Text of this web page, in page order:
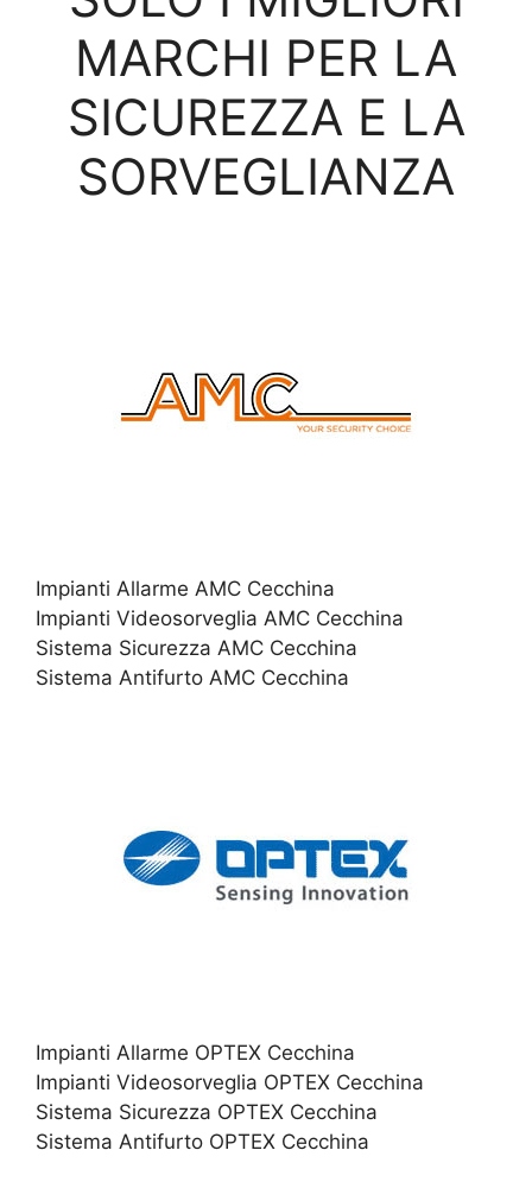
MARCHI PER LA
SICUREZZA E LA
SORVEGLIANZA
Impianti Allarme AMC Cecchina
Impianti Videosorveglia AMC Cecchina
Sistema Sicurezza AMC Cecchina
Sistema Antifurto AMC Cecchina
Impianti Allarme OPTEX Cecchina
Impianti Videosorveglia OPTEX Cecchina
Sistema Sicurezza OPTEX Cecchina
Sistema Antifurto OPTEX Cecchina